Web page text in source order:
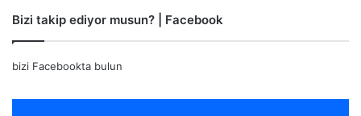
Bizi takip ediyor musun? | Facebook
bizi Facebookta bulun